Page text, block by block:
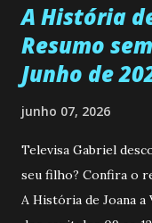
A História
Resumo
Junho de
junho 07, 2026
Televisa Gabriel
seu filho? Confira o
A História de Joana a